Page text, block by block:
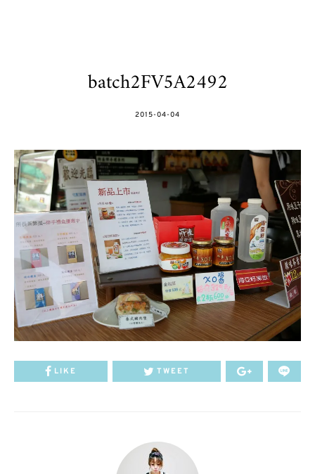
batch2FV5A2492
POSTED
2015-04-04
LIKE TWEET